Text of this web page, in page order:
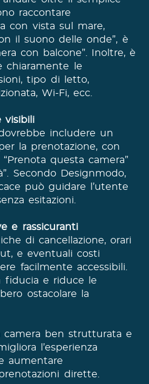
raccontare
con vista sul mare,
il suono delle onde”, è
con balcone”. Inoltre, è
chiaramente le
tipo di letto,
Wi-Fi, ecc.​
visibili
includere un
la prenotazione, con
questa camera”
Secondo Designmodo,
può guidare l’utente
esitazioni.
e rassicuranti
di cancellazione, orari
e eventuali costi
facilmente accessibili.
fiducia e riduce le
ostacolare la
camera ben strutturata e
l’esperienza
aumentare
dirette.​